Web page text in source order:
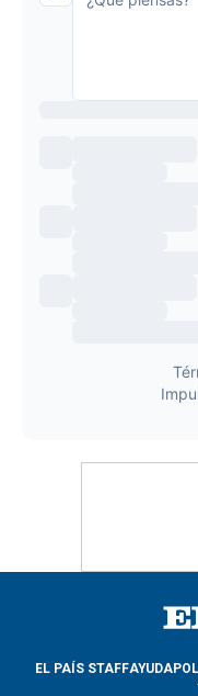
EL PAÍS STAFFAYUDA